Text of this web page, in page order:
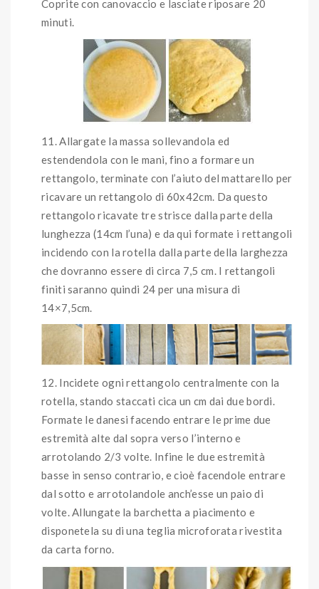
Coprite con canovaccio e lasciate riposare 20
minuti.
Allargate la massa sollevandola ed
estendendola con le mani, fino a formare un
rettangolo, terminate con l’aiuto del mattarello per
ricavare un rettangolo di 60x42cm. Da questo
rettangolo ricavate tre strisce dalla parte della
lunghezza (14cm l’una) e da qui formate i rettangoli
incidendo con la rotella dalla parte della larghezza
che dovranno essere di circa 7,5 cm. I rettangoli
finiti saranno quindi 24 per una misura di
14×7,5cm.
Incidete ogni rettangolo centralmente con la
rotella, stando staccati cica un cm dai due bordi.
Formate le danesi facendo entrare le prime due
estremità alte dal sopra verso l’interno e
arrotolando 2/3 volte. Infine le due estremità
basse in senso contrario, e cioè facendole entrare
dal sotto e arrotolandole anch’esse un paio di
volte. Allungate la barchetta a piacimento e
disponetela su di una teglia microforata rivestita
da carta forno.